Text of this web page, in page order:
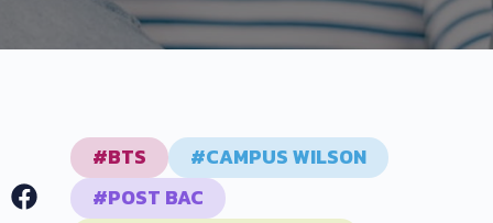
Facebook
#BTS
#CAMPUS WILSON
#POST BAC